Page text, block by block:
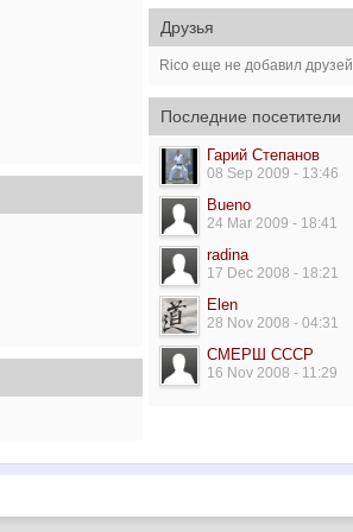
Друзья
Rico еще не добавил друзей
Последние посетители
Гарий Степанов
08 Sep 2009 - 13:46
Bueno
24 Mar 2009 - 18:41
radina
17 Dec 2008 - 18:21
Elen
28 Nov 2008 - 04:31
СМЕРШ СССР
16 Nov 2008 - 11:29